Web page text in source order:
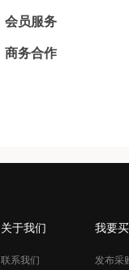
会员服务
商务合作
关于我们
联系我们
我要
发布采